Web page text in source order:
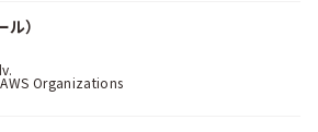
）
Organizations